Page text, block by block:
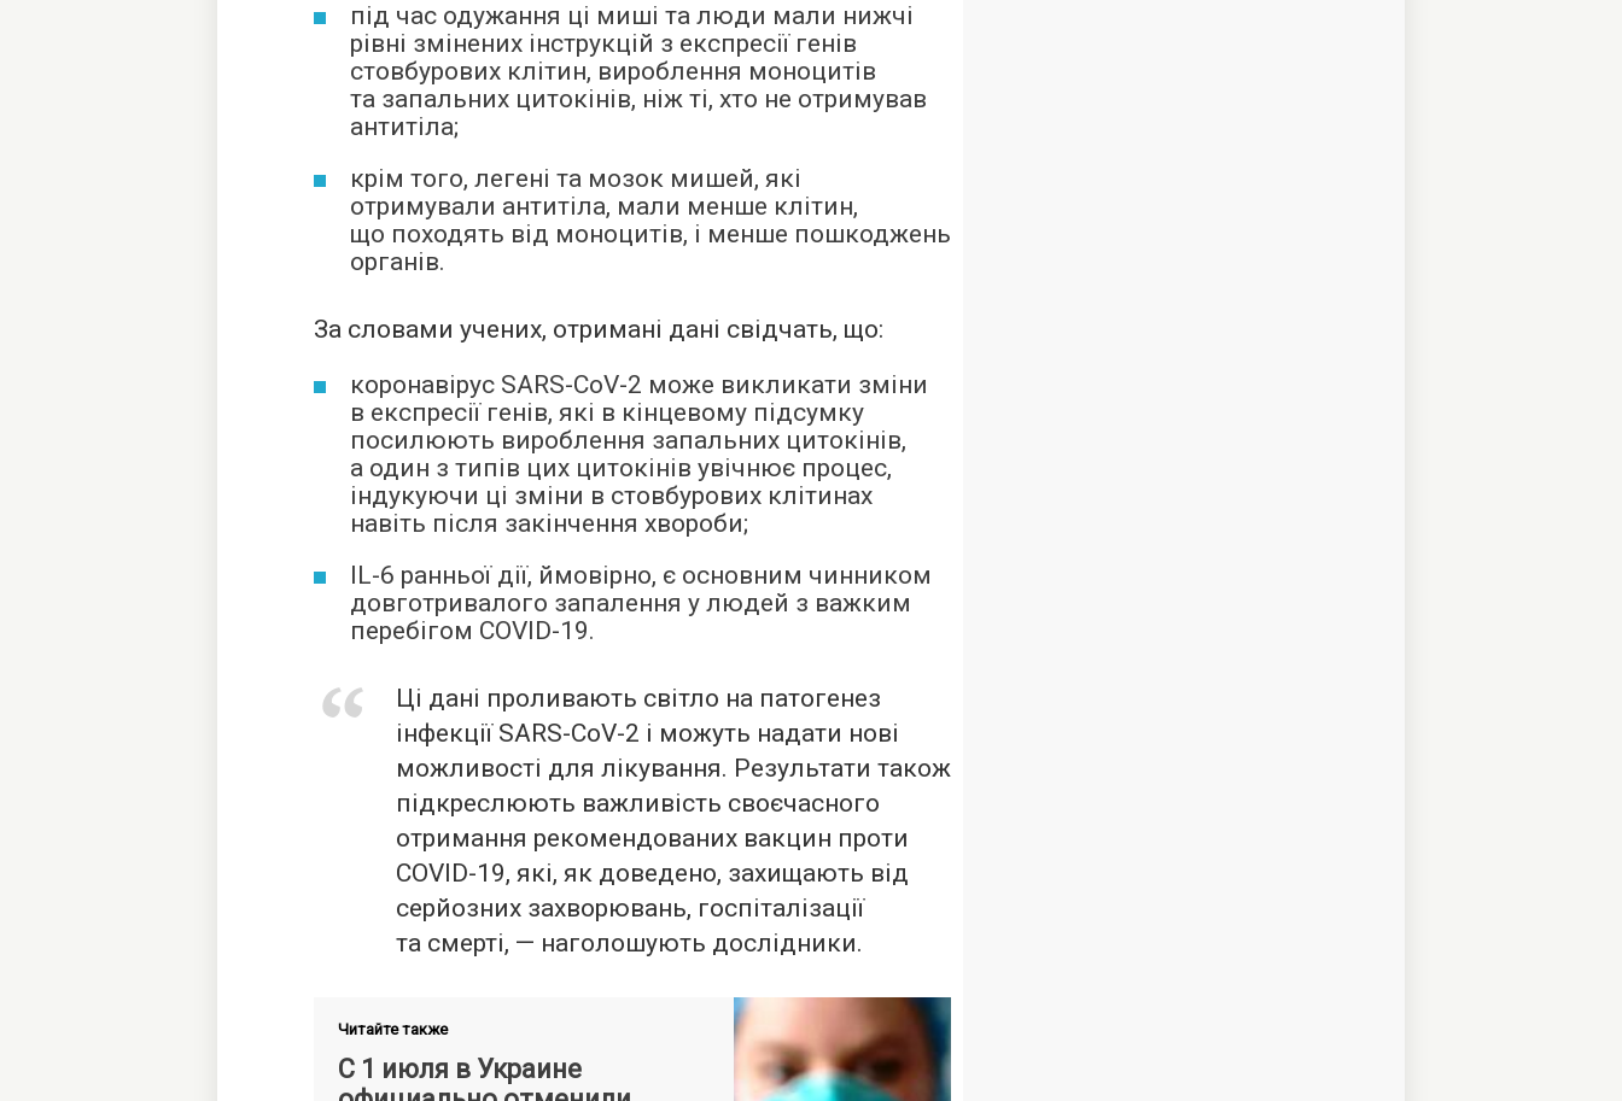
під час одужання ці миші та люди мали нижчі
рівні змінених інструкцій з експресії генів
стовбурових клітин, вироблення моноцитів
та запальних цитокінів, ніж ті, хто не отримував
антитіла;
крім того, легені та мозок мишей, які
отримували антитіла, мали менше клітин,
що походять від моноцитів, і менше пошкоджень
органів.
За словами учених, отримані дані свідчать, що:
коронавірус SARS-CoV-2 може викликати зміни
в експресії генів, які в кінцевому підсумку
посилюють вироблення запальних цитокінів,
а один з типів цих цитокінів увічнює процес,
індукуючи ці зміни в стовбурових клітинах
навіть після закінчення хвороби;
IL-6 ранньої дії, ймовірно, є основним чинником
довготривалого запалення у людей з важким
перебігом COVID-19.
Ці дані проливають світло на патогенез
інфекції SARS-CoV-2 і можуть надати нові
можливості для лікування. Результати також
підкреслюють важливість своєчасного
отримання рекомендованих вакцин проти
COVID-19, які, як доведено, захищають від
серйозних захворювань, госпіталізації
та смерті, — наголошують дослідники.
Читайте также
С 1 июля в Украине